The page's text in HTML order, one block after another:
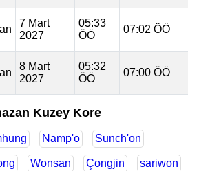
7 Mart
2027
05:33
ÖÖ
07:02 ÖÖ
8 Mart
2027
05:32
ÖÖ
07:00 ÖÖ
Kuzey Kore
Namp'o Sunch'on
Wonsan Çongjin sariwon